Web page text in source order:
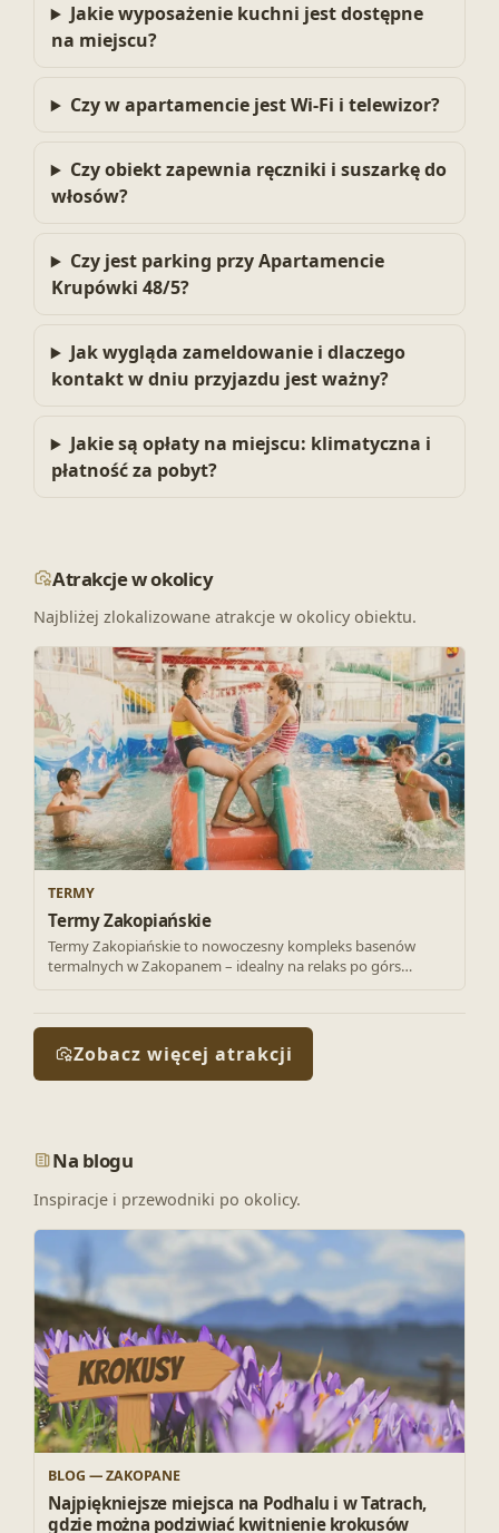
Jakie wyposażenie kuchni jest dostępne
na miejscu?
Czy w apartamencie jest Wi‑Fi i telewizor?
Czy obiekt zapewnia ręczniki i suszarkę do
włosów?
Czy jest parking przy Apartamencie
Krupówki 48/5?
Jak wygląda zameldowanie i dlaczego
kontakt w dniu przyjazdu jest ważny?
Jakie są opłaty na miejscu: klimatyczna i
płatność za pobyt?
Atrakcje w okolicy
Najbliżej zlokalizowane atrakcje w okolicy obiektu.
TERMY
Termy Zakopiańskie
Termy Zakopiańskie to nowoczesny kompleks basenów
termalnych w Zakopanem – idealny na relaks po górs…
Zobacz więcej atrakcji
Na blogu
Inspiracje i przewodniki po okolicy.
BLOG — ZAKOPANE
Najpiękniejsze miejsca na Podhalu i w Tatrach,
gdzie można podziwiać kwitnienie krokusów